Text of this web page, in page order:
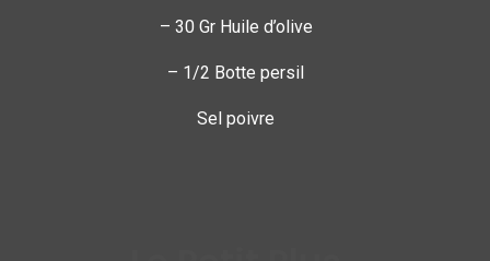
– 30 Gr Huile d’olive
– 1/2 Botte persil
Sel poivre